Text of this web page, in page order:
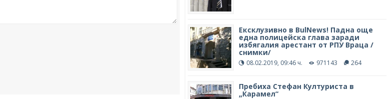
Ексклузивно в BulNews! Падна още
една полицейска глава заради
избягалия арестант от РПУ Враца /
снимки/
08.02.2019, 09:46 ч. 971143 264
Пребиха Стефан Културиста в
„Карамел“